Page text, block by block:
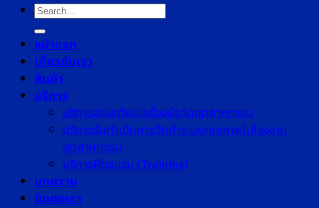
Search
for:
หน้าแรก
เกี่ยวกับเรา
สินค้า
บริการ
บริการสอบเทียบเครื่องมือวัดอุตสาหกรรม
บริการรับดำเนินการจัดทำระบบคุณภาพในโรงงาน
อุตสาหกรรม
บริการฝึกอบรม (Training)
บทความ
ติดต่อเรา